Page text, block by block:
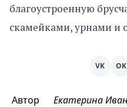
благоустроенную
скамейками, урнами и
VK OK
Автор Екатерина